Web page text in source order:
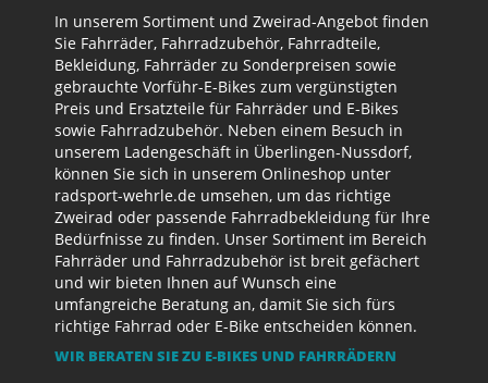
In unserem Sortiment und Zweirad-Angebot finden
Sie Fahrräder, Fahrradzubehör, Fahrradteile,
Bekleidung, Fahrräder zu Sonderpreisen sowie
gebrauchte Vorführ-E-Bikes zum vergünstigten
Preis und Ersatzteile für Fahrräder und E-Bikes
sowie Fahrradzubehör. Neben einem Besuch in
unserem Ladengeschäft in Überlingen-Nussdorf,
können Sie sich in unserem Onlineshop unter
radsport-wehrle.de umsehen, um das richtige
Zweirad oder passende Fahrradbekleidung für Ihre
Bedürfnisse zu finden. Unser Sortiment im Bereich
Fahrräder und Fahrradzubehör ist breit gefächert
und wir bieten Ihnen auf Wunsch eine
umfangreiche Beratung an, damit Sie sich fürs
richtige Fahrrad oder E-Bike entscheiden können.
WIR BERATEN SIE ZU E-BIKES UND FAHRRÄDERN